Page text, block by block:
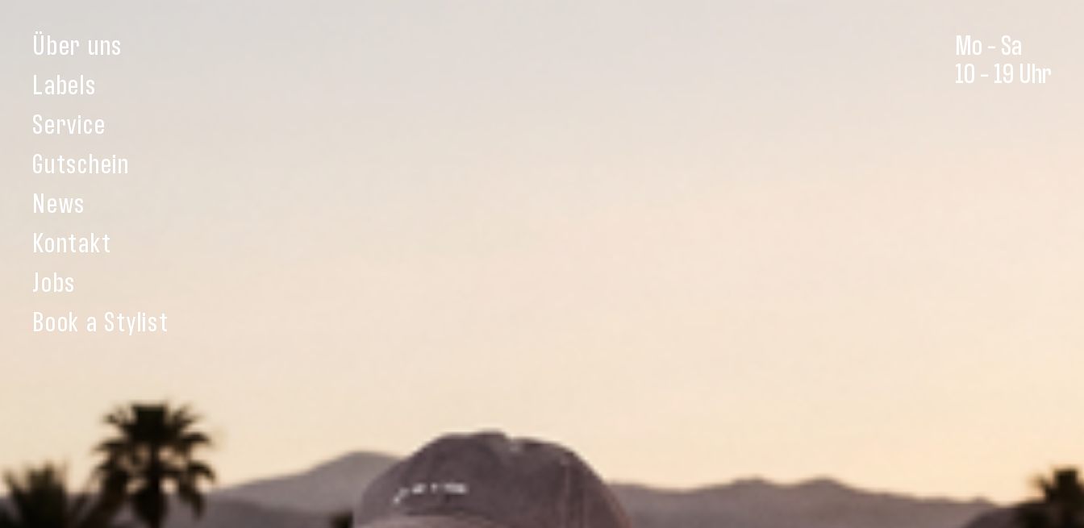
Mo - Sa
10 - 19 Uhr
Über uns
Labels
Service
Gutschein
News
Kontakt
Jobs
Book a Stylist